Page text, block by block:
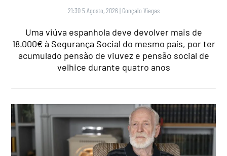
21:30 5 Agosto, 2026 | Gonçalo Viegas
Uma viúva espanhola deve devolver mais de
18.000€ à Segurança Social do mesmo país, por ter
acumulado pensão de viuvez e pensão social de
velhice durante quatro anos